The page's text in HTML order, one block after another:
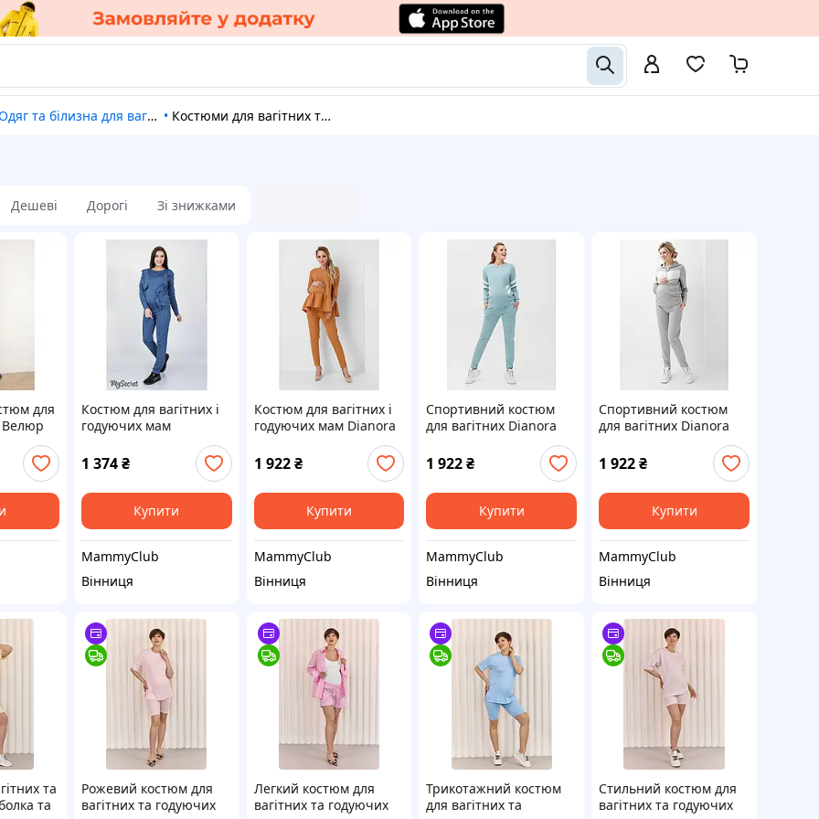
Одяг та білизна для вагітних та годуючих • Костюми для вагітних та годуючих
Дешеві Дорогі Зі знижками
для
Велюр
4
Костюм для вагітних і
годуючих мам
18.021 L
1 374₴
Купити
MammyClub
Вінниця
Костюм для вагітних і
годуючих мам Dianora
1 922 ₴
Купити
MammyClub
Вінниця
Спортивний костюм
для вагітних Dianora
1 922₴
Купити
MammyClub
Вінниця
Спортивний костюм
для вагітних Dianora
1 922₴
Купити
MammyClub
Вінниця
та
та
Рожевий костюм для
вагітних та годуючих
Легкий костюм для
вагітних та годуючих
Трикотажний костюм
для вагітних та
Стильний костюм для
вагітних та годуючих